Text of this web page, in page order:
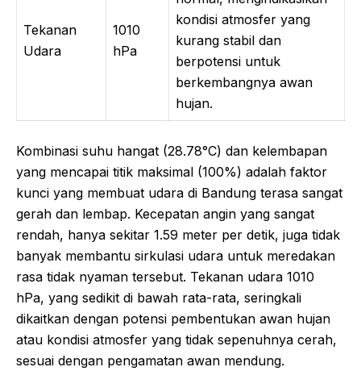
Tekanan
Udara
1010
hPa
kondisi atmosfer yang
kurang stabil dan
berpotensi untuk
berkembangnya awan
hujan.
Kombinasi suhu hangat (28.78°C) dan kelembapan
yang mencapai titik maksimal (100%) adalah faktor
kunci yang membuat udara di Bandung terasa sangat
gerah dan lembap. Kecepatan angin yang sangat
rendah, hanya sekitar 1.59 meter per detik, juga tidak
banyak membantu sirkulasi udara untuk meredakan
rasa tidak nyaman tersebut. Tekanan udara 1010
hPa, yang sedikit di bawah rata-rata, seringkali
dikaitkan dengan potensi pembentukan awan hujan
atau kondisi atmosfer yang tidak sepenuhnya cerah,
sesuai dengan pengamatan awan mendung.